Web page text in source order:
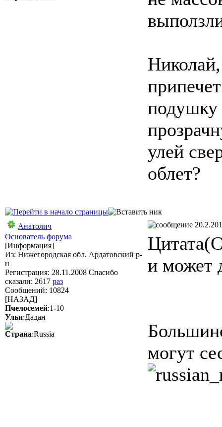
подушку
улей
облет?
Анатолич
Основатель форума
[Информация]
Из: Нижегородская обл. Ардатовский р-
н
Регистрация: 28.11.2008 Спасибо
сказали: 2617 раз
Сообщений: 10824
[НАЗАД]
Пчелосемей:1-10
Ульи:Дадан
Страна:Russia
и может
могут